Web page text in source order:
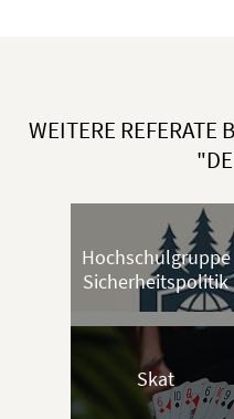
WEITERE REFERATE
Hochschulgruppe
Sicherheitspolitik
Skat